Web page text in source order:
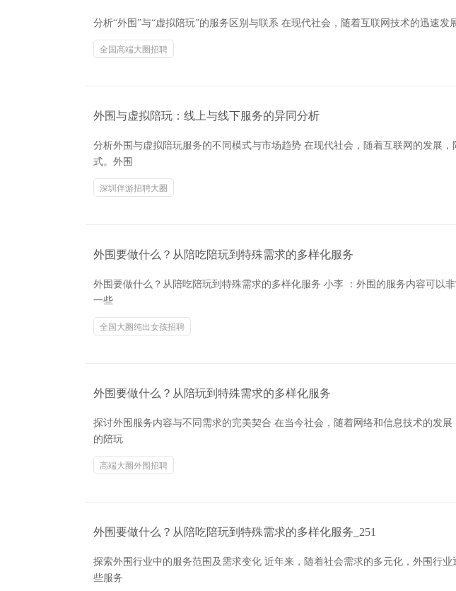
分析“外围”与“虚拟陪玩”的服务区别与联系 在现代社会，随着互联网技术的迅速
全国高端大圈招聘
外围与虚拟陪玩：线上与线下服务的异同分析
分析外围与虚拟陪玩服务的不同模式与市场趋势 在现代社会，随着互联网的发展
式。外围
深圳伴游招聘大圈
外围要做什么？从陪吃陪玩到特殊需求的多样化服务
外围要做什么？从陪吃陪玩到特殊需求的多样化服务 小李 ：外围的服务内容可以
一些
全国大圈纯出女孩招聘
外围要做什么？从陪玩到特殊需求的多样化服务
探讨外围服务内容与不同需求的完美契合 在当今社会，随着网络和信息技术的发
的陪玩
高端大圈外围招聘
外围要做什么？从陪吃陪玩到特殊需求的多样化服务_251
探索外围行业中的服务范围及需求变化 近年来，随着社会需求的多元化，外围行
些服务